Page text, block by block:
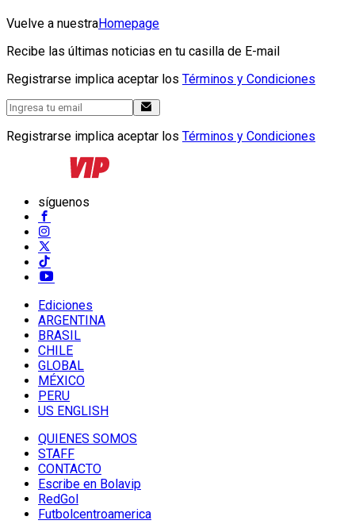
Vuelve a nuestraHomepage
Recibe las últimas noticias en tu casilla de E-mail
Registrarse implica aceptar los Términos y Condiciones
Registrarse implica aceptar los Términos y Condiciones
síguenos
Ediciones
ARGENTINA
BRASIL
CHILE
GLOBAL
MÉXICO
PERU
US ENGLISH
QUIENES SOMOS
STAFF
CONTACTO
Escribe en Bolavip
RedGol
Futbolcentroamerica